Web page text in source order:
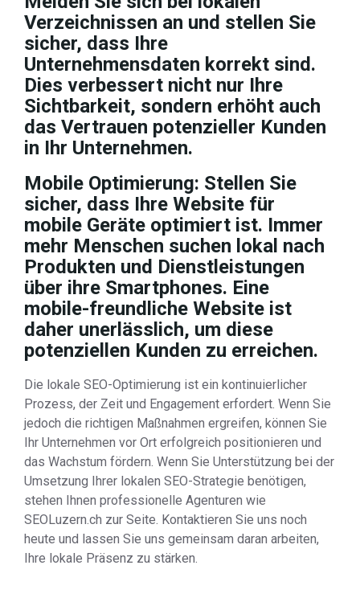
Verzeichnissen an und stellen Sie
sicher, dass Ihre
Unternehmensdaten korrekt sind.
Dies verbessert nicht nur Ihre
Sichtbarkeit, sondern erhöht auch
das Vertrauen potenzieller Kunden
in Ihr Unternehmen.
Mobile Optimierung: Stellen Sie
sicher, dass Ihre Website für
mobile Geräte optimiert ist. Immer
mehr Menschen suchen lokal nach
Produkten und Dienstleistungen
über ihre Smartphones. Eine
mobile-freundliche Website ist
daher unerlässlich, um diese
potenziellen Kunden zu erreichen.
Die lokale SEO-Optimierung ist ein kontinuierlicher
Prozess, der Zeit und Engagement erfordert. Wenn Sie
jedoch die richtigen Maßnahmen ergreifen, können Sie
Ihr Unternehmen vor Ort erfolgreich positionieren und
das Wachstum fördern. Wenn Sie Unterstützung bei der
Umsetzung Ihrer lokalen SEO-Strategie benötigen,
stehen Ihnen professionelle Agenturen wie
SEOLuzern.ch zur Seite. Kontaktieren Sie uns noch
heute und lassen Sie uns gemeinsam daran arbeiten,
Ihre lokale Präsenz zu stärken.